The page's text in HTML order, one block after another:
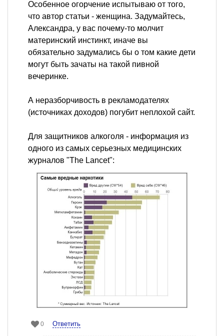
Особенное огорчение испытываю от того,
что автор статьи - женщина. Задумайтесь,
Александра, у вас почему-то молчит
материнский инстинкт, иначе вы
обязательно задумались бы о том какие дети
могут быть зачаты на такой пивной
вечеринке.
А неразборчивость в рекламодателях
(источниках доходов) погубит неплохой сайт.
Для защитников алкоголя - информация из
одного из самых серьезных медицинских
журналов "The Lancet":
0 Ответить